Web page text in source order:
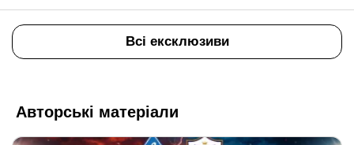
Всі ексклюзиви
Авторські матеріали